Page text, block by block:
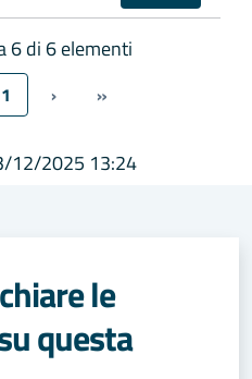
6 di 6 elementi
1 › »
12/2025 13:24
le
questa